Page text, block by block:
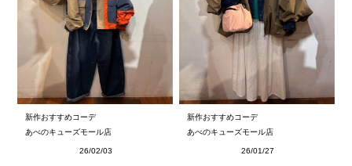
新作おすすめコーデ
あべのキューズモール店
26/02/03
新作おすすめコーデ
あべのキューズモール店
26/01/27